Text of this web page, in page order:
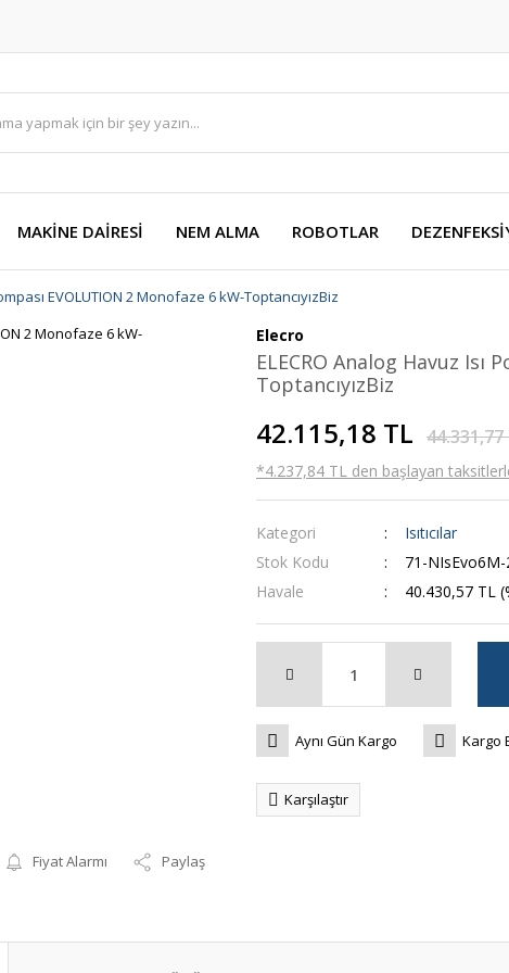
MAKİNE DAİRESİ NEM ALMA ROBOTLAR
EVOLUTION 2 Monofaze 6 kW-ToptancıyızBiz
Fiyat Alarmı Paylaş
Elecro
ELECRO Analog Havuz Isı
ToptancıyızBiz
42.115,18 TL 44.331,77
*4.237,84 TL den başlayan
Kategori
Isıtıcılar
Stok Kodu
71-NIsEvo6M-
Havale
40.430,57 TL
Aynı Gün Kargo Kargo
Karşılaştır